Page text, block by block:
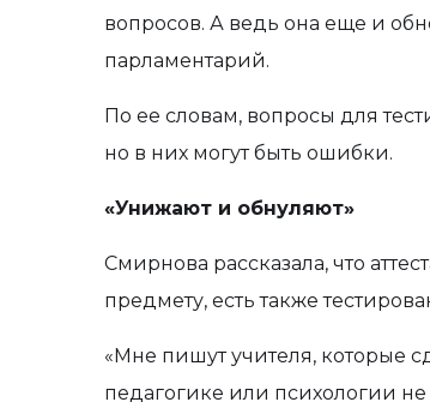
вопросов. А ведь она еще и
парламентарий.
По ее словам, вопросы для
но в них могут быть ошибки.
«Унижают и обнуляют»
Смирнова рассказала, что
предмету, есть также
«Мне пишут учителя, которые
педагогике или психологии